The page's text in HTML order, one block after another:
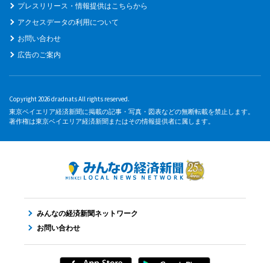
プレスリリース・情報提供はこちらから
アクセスデータの利用について
お問い合わせ
広告のご案内
Copyright 2026 dradnats All rights reserved.
東京ベイエリア経済新聞に掲載の記事・写真・図表などの無断転載を禁止します。
著作権は東京ベイエリア経済新聞またはその情報提供者に属します。
みんなの経済新聞ネットワーク
お問い合わせ